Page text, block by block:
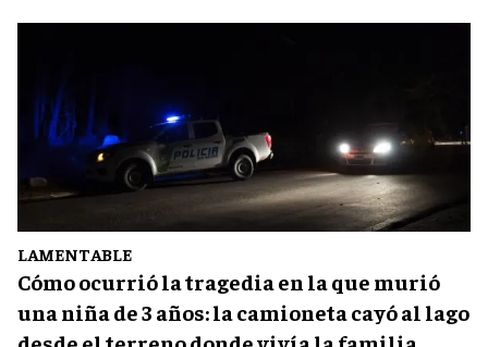
LAMENTABLE
Cómo ocurrió la tragedia en la que murió
una niña de 3 años: la camioneta cayó al lago